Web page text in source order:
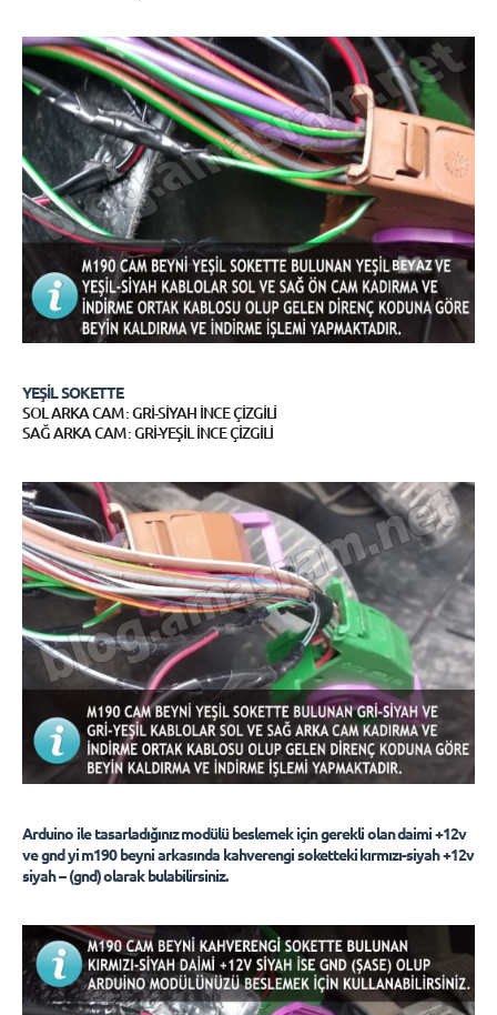
YEŞİL SOKETTE
SOL ARKA CAM : GRİ-SİYAH İNCE ÇİZGİLİ
SAĞ ARKA CAM : GRİ-YEŞİL İNCE ÇİZGİLİ
Arduino ile tasarladığınız modülü beslemek için gerekli olan daimi +12v
ve gnd yi m190 beyni arkasında kahverengi soketteki kırmızı-siyah +12v
siyah – (gnd) olarak bulabilirsiniz.